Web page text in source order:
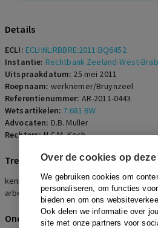
Over de cookies op
We gebruiken cookies om
personaliseren, om functies
bieden en om ons
Ook delen we informatie over
site met onze partners voor
Details
ECLI: ECLI:NL:RBBRE:2011:BQ6452
Instantie: Rechtbank Zeeland-West-
Uitspraakdatum: 25 mei 2011
Roepnaam: werknemer/Bruynzeel
Referentienummer: AR-2011-0443
Wetsartikelen: 7:681 BW
Advocaten: D.B. Muller
Rechters:N.C.M. Koch
Trefwoorden
kennelijk onredelijk ontslag, afwijzing,
arbeidsongeschiktheid, bijkomende
Onderwerpen